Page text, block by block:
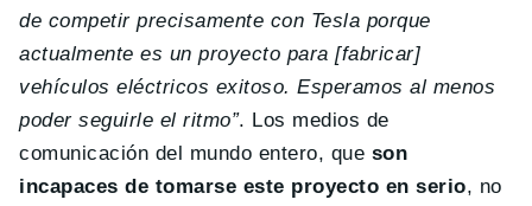
de competir precisamente con Tesla porque
actualmente es un proyecto para [fabricar]
vehículos eléctricos exitoso. Esperamos al menos
poder seguirle el ritmo”. Los medios de
comunicación del mundo entero, que son
incapaces de tomarse este proyecto en serio, no